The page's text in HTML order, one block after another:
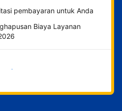
pembayaran untuk Anda
Biaya Layanan